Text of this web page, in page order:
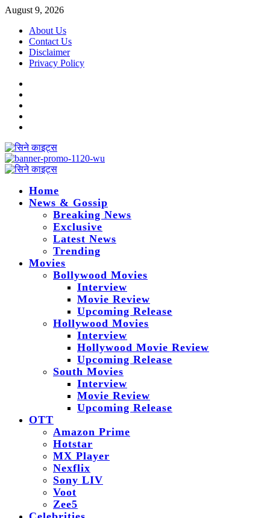
Skip
content
August 9, 2026
About Us
Contact Us
Disclaimer
Privacy Policy
Primary
Home
News & Gossip
Breaking News
Exclusive
Latest News
Trending
Movies
Bollywood Movies
Interview
Movie Review
Upcoming Release
Hollywood Movies
Interview
Hollywood Movie Review
Upcoming Release
South Movies
Interview
Movie Review
Upcoming Release
OTT
Amazon Prime
Hotstar
MX Player
Nexflix
Sony LIV
Voot
Zee5